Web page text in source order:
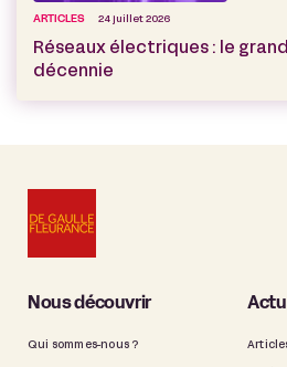
ARTICLES 24 juillet 2026
Réseaux électriques : le
décennie
Nous découvrir
Qui sommes-nous ?